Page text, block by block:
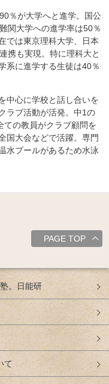
％が大学へと進学。国公
関大学への進学率は50％
では東京理科大学、日本
携も実現。特に理科大と
系に進学する生徒は40％
中心に学校と話し合いを
ラブ活動が活発。中1の
ての教員がクラブ顧問を
国大会などで活躍。専門
水プールがあるため水泳
PAGE TOP
。日能研
て